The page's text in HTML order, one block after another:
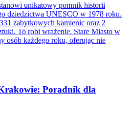
unikatowy pomnik historii
dziedzictwa UNESCO w 1978 roku.
zabytkowych kamienic oraz 2
To robi wrażenie. Stare Miasto w
osób każdego roku, oferując nie
Poradnik dla